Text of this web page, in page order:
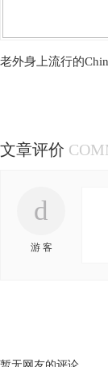
老外身上流行的
文章评价
d
游 客
暂无网友的评论